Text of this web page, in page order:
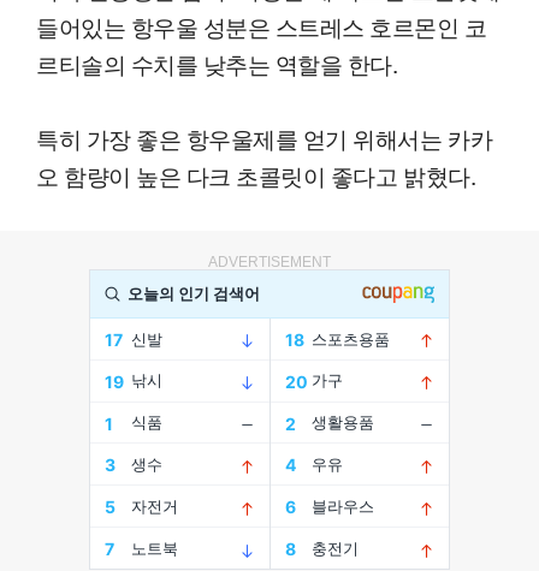
들어있는 항우울 성분은 스트레스 호르몬인 코
르티솔의 수치를 낮추는 역할을 한다.
특히 가장 좋은 항우울제를 얻기 위해서는 카카
오 함량이 높은 다크 초콜릿이 좋다고 밝혔다.
ADVERTISEMENT